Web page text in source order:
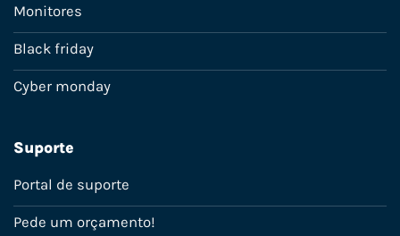
Monitores
Black friday
Cyber monday
Suporte
Portal de suporte
Pede um orçamento!